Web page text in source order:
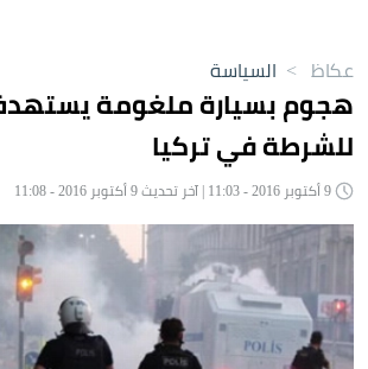
عكاظ > السياسة
هجوم بسيارة ملغومة
للشرطة في تركيا